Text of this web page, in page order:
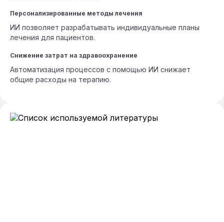
Персонализированные методы лечения
ИИ позволяет разрабатывать индивидуальные планы
лечения для пациентов.
Снижение затрат на здравоохранение
Автоматизация процессов с помощью ИИ снижает
общие расходы на терапию.